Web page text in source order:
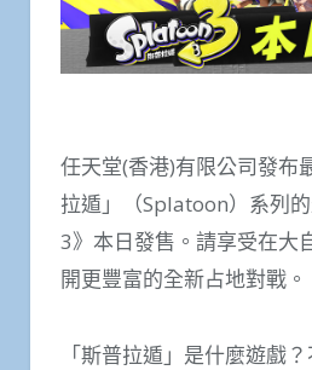
任天堂(香港)有限公司發布
拉遁」（Splatoon）系列
3》本日發售。請享受在大
開更豐富的全新占地對戰。
「斯普拉遁」是什麼遊戲